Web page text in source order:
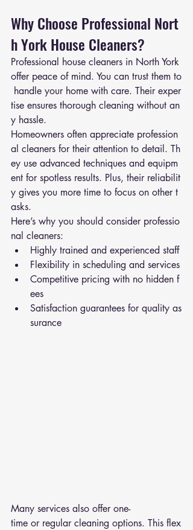
Why Choose Professional Nort
h York House Cleaners?
Professional house cleaners in North York
offer peace of mind. You can trust them to
handle your home with care. Their exper
tise ensures thorough cleaning without an
y hassle.
Homeowners often appreciate profession
al cleaners for their attention to detail. Th
ey use advanced techniques and equipm
ent for spotless results. Plus, their reliabilit
y gives you more time to focus on other t
asks.
Here’s why you should consider professio
nal cleaners:
Highly trained and experienced staff
Flexibility in scheduling and services
Competitive pricing with no hidden f
ees
Satisfaction guarantees for quality as
surance
Many services also offer one-
time or regular cleaning options. This flex